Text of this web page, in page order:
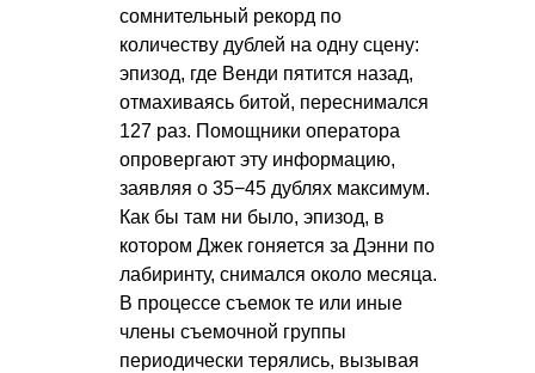
сомнительный рекорд по
количеству дублей на одну сцену:
эпизод, где Венди пятится назад,
отмахиваясь битой, переснимался
127 раз. Помощники оператора
опровергают эту информацию,
заявляя о 35−45 дублях максимум.
Как бы там ни было, эпизод, в
котором Джек гоняется за Дэнни по
лабиринту, снимался около месяца.
В процессе съемок те или иные
члены съемочной группы
периодически терялись, вызывая